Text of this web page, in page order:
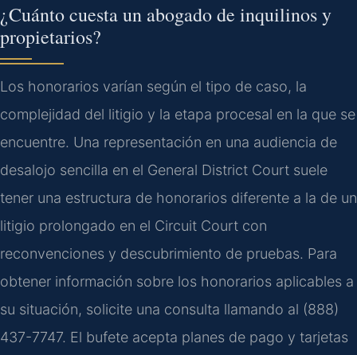
¿Cuánto cuesta un abogado de inquilinos y
propietarios?
Los honorarios varían según el tipo de caso, la
complejidad del litigio y la etapa procesal en la que se
encuentre. Una representación en una audiencia de
desalojo sencilla en el General District Court suele
tener una estructura de honorarios diferente a la de un
litigio prolongado en el Circuit Court con
reconvenciones y descubrimiento de pruebas. Para
obtener información sobre los honorarios aplicables a
su situación, solicite una consulta llamando al (888)
437-7747. El bufete acepta planes de pago y tarjetas